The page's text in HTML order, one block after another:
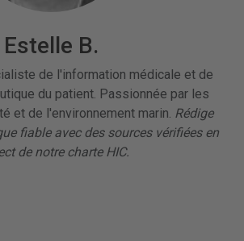
Estelle B.
de l'information médicale et de
du patient. Passionnée par les
et de l'environnement marin. Rédige
fiable avec des sources vérifiées en
de notre charte HIC.